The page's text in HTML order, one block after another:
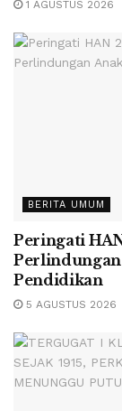
1 AGUSTUS 2026
BERITA UMUM
Peringati
Perlindungan
Pendidikan
5 AGUSTUS 2026